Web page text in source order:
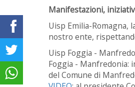
Manifestazioni,
Uisp Emilia-Romagna,
nostro ente,
Uisp Foggia -
Foggia - Manfredonia:
del Comune di